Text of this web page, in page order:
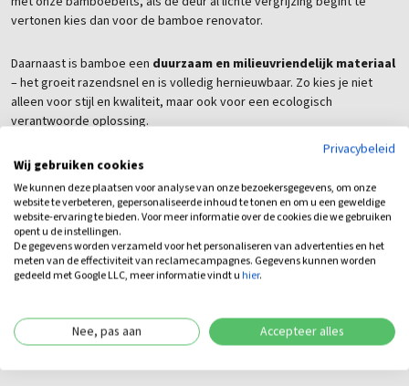
vertonen kies dan voor de bamboe renovator.
Daarnaast is bamboe een duurzaam en milieuvriendelijk materiaal
– het groeit razendsnel en is volledig hernieuwbaar. Zo kies je niet
alleen voor stijl en kwaliteit, maar ook voor een ecologisch
verantwoorde oplossing.
Waarom kiezen voor
Arendsnatuurlijk?
Bij Arendsnatuurlijk kies je voor meer dan 20 jaar ervaring in natuurlijke
tuinafscheidingen. Wij leveren alleen producten van topkwaliteit,
direct uit voorraad, met snelle levering via onze
Lienden alle bamboe tuindeuren en bijpassende schermen in het echt
bekijken. Ons team helpt je graag met persoonlijk advies over
Privacybeleid
Wij gebruiken cookies
We kunnen deze plaatsen voor analyse van onze bezoekersgegevens, om onze
website te verbeteren, gepersonaliseerde inhoud te tonen en om u een geweldige
website-ervaring te bieden. Voor meer informatie over de cookies die we gebruiken
opent u de instellingen.
De gegevens worden verzameld voor het personaliseren van advertenties en het
meten van de effectiviteit van reclamecampagnes. Gegevens kunnen worden
gedeeld met Google LLC, meer informatie vindt uhier.
Nee, pas aan Accepteer alles